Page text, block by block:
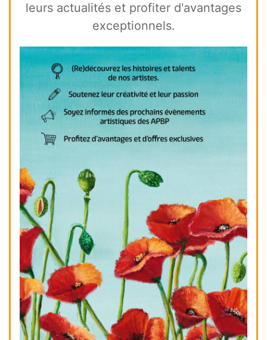
leurs actualités et profiter d'avantages
exceptionnels.